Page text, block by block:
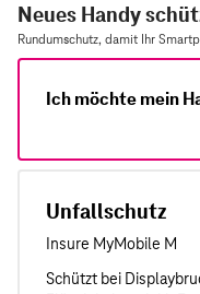
Neues Handy
Rundumschutz, damit Ihr
Ich möchte mein
Unfallschutz